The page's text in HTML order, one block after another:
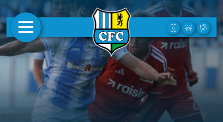
AKTUELLES
1. MANNSCHAFT
FRAUEN